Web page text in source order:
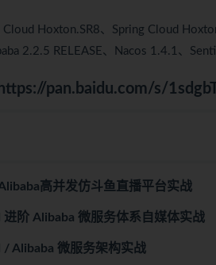
Cloud Hoxton.SR8、Spring Cloud
2.2.5 RELEASE、Nacos 1.4.1、
https://pan.baidu.com/s/
高并发仿斗鱼直播平台实战
进阶 Alibaba 微服务体系自媒体实战
/ Alibaba 微服务架构实战